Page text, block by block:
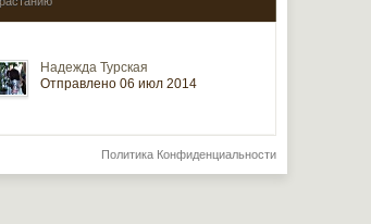
Надежда Турская
Отправлено 06 июл 2014
Политика Конфиденциальности